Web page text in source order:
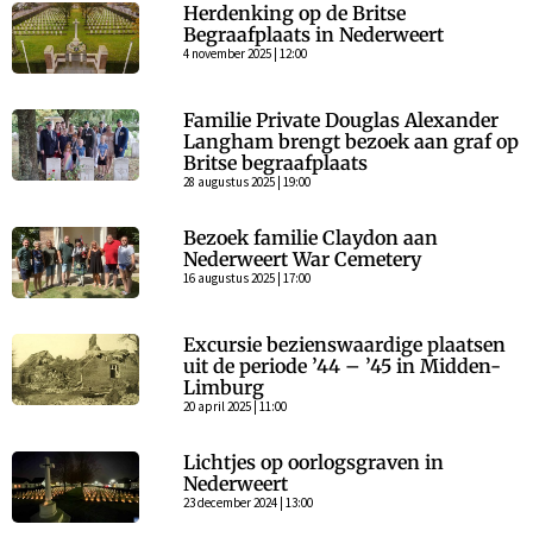
Herdenking op de Britse
Begraafplaats in Nederweert
4 november 2025 | 12:00
Familie Private Douglas Alexander
Langham brengt bezoek aan graf op
Britse begraafplaats
28 augustus 2025 | 19:00
Bezoek familie Claydon aan
Nederweert War Cemetery
16 augustus 2025 | 17:00
Excursie bezienswaardige plaatsen
uit de periode ’44 – ’45 in Midden-
Limburg
20 april 2025 | 11:00
Lichtjes op oorlogsgraven in
Nederweert
23 december 2024 | 13:00